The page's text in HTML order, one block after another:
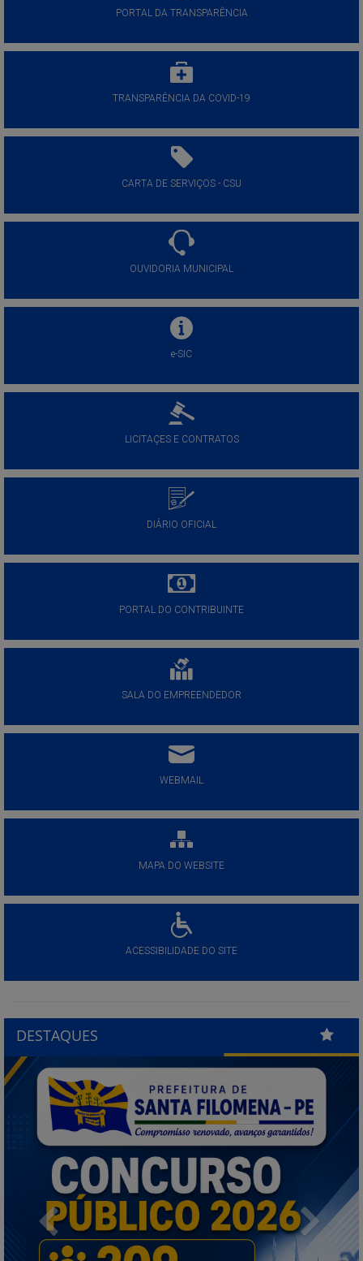
PORTAL DA TRANSPARÊNCIA
TRANSPARÊNCIA DA COVID-19
CARTA DE SERVIÇOS - CSU
OUVIDORIA MUNICIPAL
e-SIC
LICITAÇES E CONTRATOS
DIÁRIO OFICIAL
PORTAL DO CONTRIBUINTE
SALA DO EMPREENDEDOR
WEBMAIL
MAPA DO WEBSITE
ACESSIBILIDADE DO SITE
DESTAQUES
Previous Next